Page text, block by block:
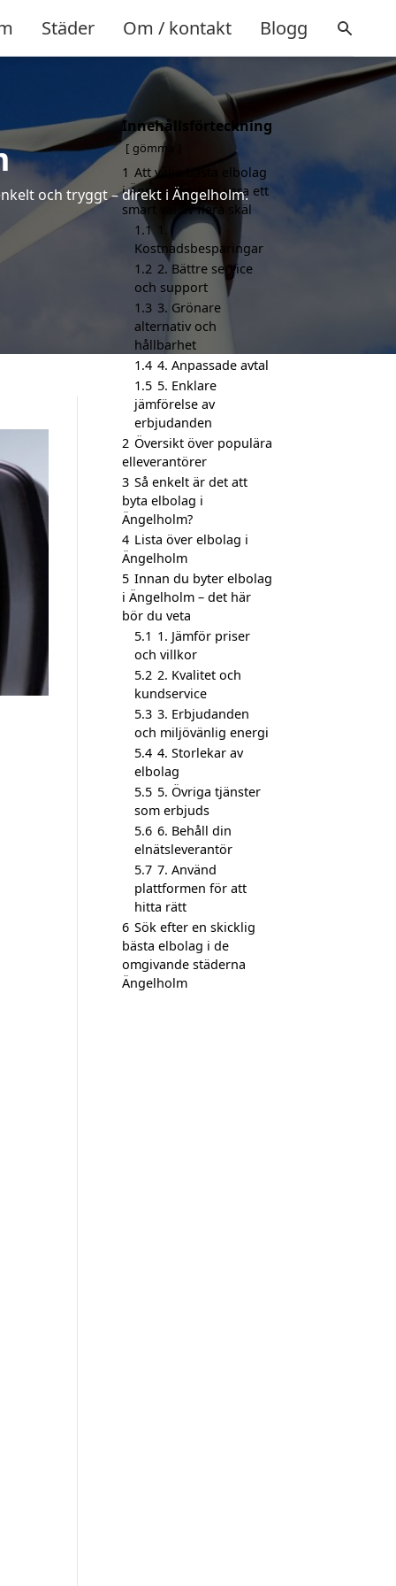
Städer Om / kontakt Blogg
och tryggt – direkt i Ängelholm.
Innehållsförteckning
gömma
1 Att välja bästa elbolag
i Ängelholm kan vara ett
smart val av flera skäl
1.1
Kostnadsbesparingar
1.2 2. Bättre service
och support
1.3 3. Grönare
alternativ och
hållbarhet
1.4 4. Anpassade avtal
1.5 5. Enklare
jämförelse av
erbjudanden
2 Översikt över populära
elleverantörer
3 Så enkelt är det att
byta elbolag i
Ängelholm?
4 Lista över elbolag i
Ängelholm
5 Innan du byter elbolag
i Ängelholm – det här
bör du veta
5.1 1. Jämför priser
och villkor
5.2 2. Kvalitet och
kundservice
5.3 3. Erbjudanden
och miljövänlig energi
5.4 4. Storlekar av
elbolag
5.5 5. Övriga tjänster
som erbjuds
5.6 6. Behåll din
elnätsleverantör
5.7 7. Använd
plattformen för att
hitta rätt
6 Sök efter en skicklig
bästa elbolag i de
omgivande städerna
Ängelholm